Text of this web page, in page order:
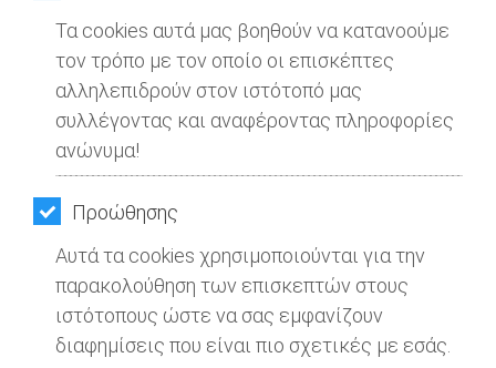
Τα cookies αυτά μας βοηθούν να κατανοούμε
τον τρόπο με τον οποίο οι επισκέπτες
αλληλεπιδρούν στον ιστότοπό μας
συλλέγοντας και αναφέροντας πληροφορίες
ανώνυμα!
Προώθησης
Αυτά τα cookies χρησιμοποιούνται για την
παρακολούθηση των επισκεπτών στους
ιστότοπους ώστε να σας εμφανίζουν
διαφημίσεις που είναι πιο σχετικές με εσάς.